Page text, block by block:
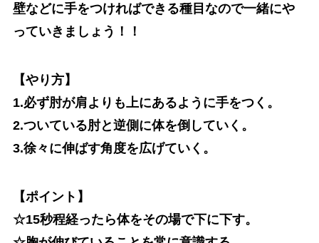
壁などに手をつければできる種目なので一緒にや
っていきましょう！！
【やり方】
1.必ず肘が肩よりも上にあるように手をつく。
2.ついている肘と逆側に体を倒していく。
3.徐々に伸ばす角度を広げていく。
【ポイント】
☆15秒程経ったら体をその場で下に下す。